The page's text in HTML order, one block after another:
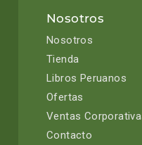
Nosotros
Nosotros
Tienda
Libros Peruanos
Ofertas
Ventas
Contacto